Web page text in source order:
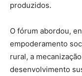
produzidos.
O fórum abordou,
empoderamento
rural, a
desenvolvimento